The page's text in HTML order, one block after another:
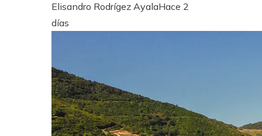
Elisandro Rodrígez AyalaHace 2
días